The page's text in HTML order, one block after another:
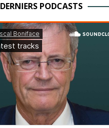
DERNIERS PODCASTS